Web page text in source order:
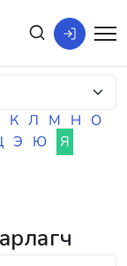
К Л М Н О
Э Ю Я